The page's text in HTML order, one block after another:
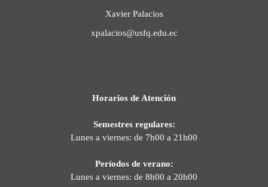
Xavier Palacios
xpalacios@usfq.edu.ec
Horarios de Atención
Semestres regulares:
Lunes a viernes: de 7h00 a 21h00
Períodos de verano:
Lunes a viernes: de 8h00 a 20h00